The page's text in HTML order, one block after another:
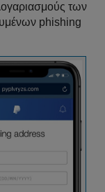
των
phishing